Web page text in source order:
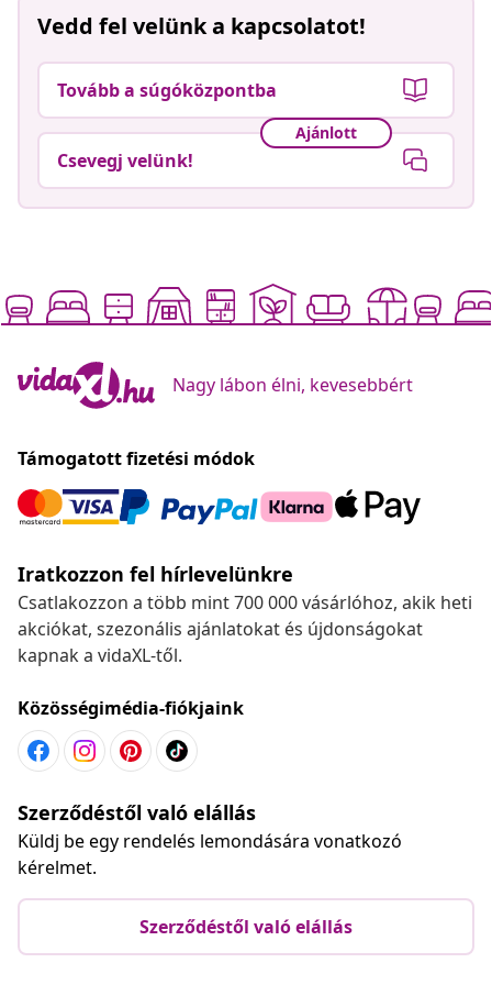
Vedd fel velünk a kapcsolatot!
Tovább a súgóközpontba
Ajánlott
Csevegj velünk!
Nagy lábon élni, kevesebbért
Támogatott fizetési módok
Iratkozzon fel hírlevelünkre
Csatlakozzon a több mint 700 000 vásárlóhoz, akik heti
akciókat, szezonális ajánlatokat és újdonságokat
kapnak a vidaXL-től.
Közösségimédia-fiókjaink
Szerződéstől való elállás
Küldj be egy rendelés lemondására vonatkozó
kérelmet.
Szerződéstől való elállás